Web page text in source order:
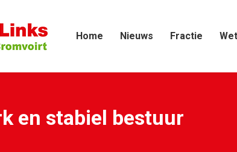
Home Nieuws Fractie
en stabiel bestuur